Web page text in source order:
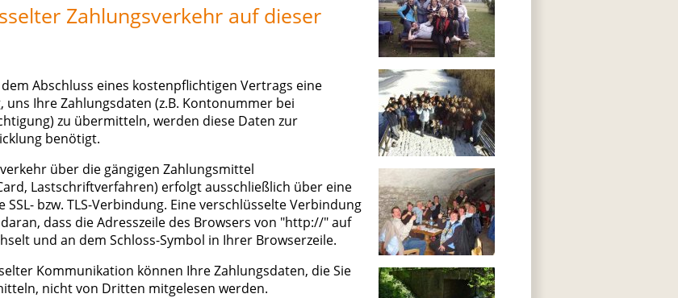
Zahlungsverkehr auf dieser
Abschluss eines kostenpflichtigen Vertrags eine
uns Ihre Zahlungsdaten (z.B. Kontonummer bei
zu übermitteln, werden diese Daten zur
benötigt.
über die gängigen Zahlungsmittel
Lastschriftverfahren) erfolgt ausschließlich über eine
SSL- bzw. TLS-Verbindung. Eine verschlüsselte Verbindung
dass die Adresszeile des Browsers von "http://" auf
und an dem Schloss-Symbol in Ihrer Browserzeile.
Kommunikation können Ihre Zahlungsdaten, die Sie
nicht von Dritten mitgelesen werden.